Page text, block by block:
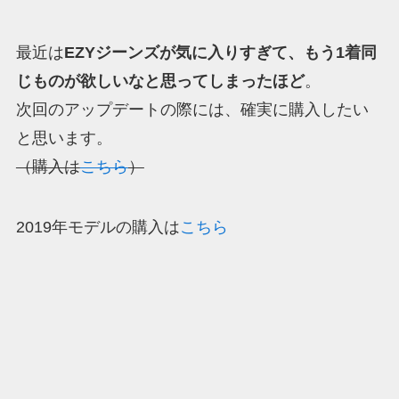
最近はEZYジーンズが気に入りすぎて、もう1着同
じものが欲しいなと思ってしまったほど。
次回のアップデートの際には、確実に購入したい
と思います。
（購入はこちら）
2019年モデルの購入はこちら